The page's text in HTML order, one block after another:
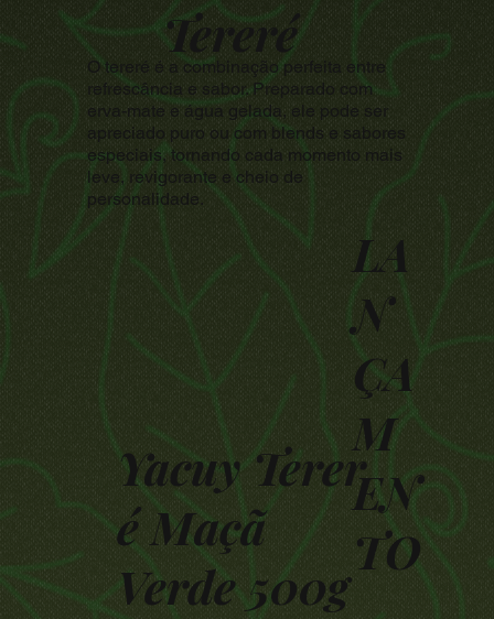
Tereré
O tereré é a combinação perfeita entre
refrescância e sabor. Preparado com
erva-mate e água gelada, ele pode ser
apreciado puro ou com blends e sabores
especiais, tornando cada momento mais
leve, revigorante e cheio de
personalidade.
Yacuy Terer
é Maçã
Verde 500g
LA
N
ÇA
M
EN
TO